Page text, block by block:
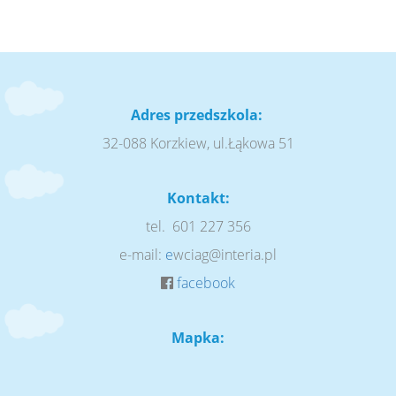
Adres przedszkola:
32-088 Korzkiew, ul.Łąkowa 51
Kontakt:
tel. 601 227 356
e-mail: ewciag@interia.pl
facebook
Mapka: